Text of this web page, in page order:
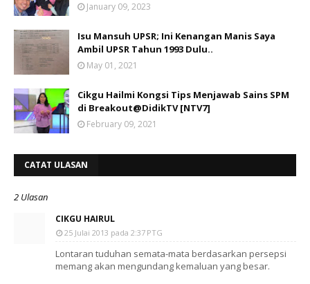
January 09, 2023
Isu Mansuh UPSR; Ini Kenangan Manis Saya
Ambil UPSR Tahun 1993 Dulu..
May 01, 2021
Cikgu Hailmi Kongsi Tips Menjawab Sains SPM
di Breakout@DidikTV [NTV7]
February 09, 2021
CATAT ULASAN
2 Ulasan
CIKGU HAIRUL
25 Julai 2013 pada 2:37 PTG
Lontaran tuduhan semata-mata berdasarkan persepsi
memang akan mengundang kemaluan yang besar.